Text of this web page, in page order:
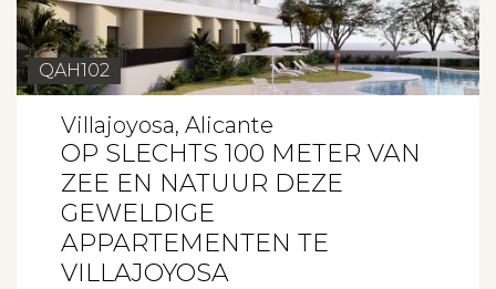
QAH102
Villajoyosa, Alicante
OP SLECHTS 100 METER VAN
ZEE EN NATUUR DEZE
GEWELDIGE
APPARTEMENTEN TE
VILLAJOYOSA